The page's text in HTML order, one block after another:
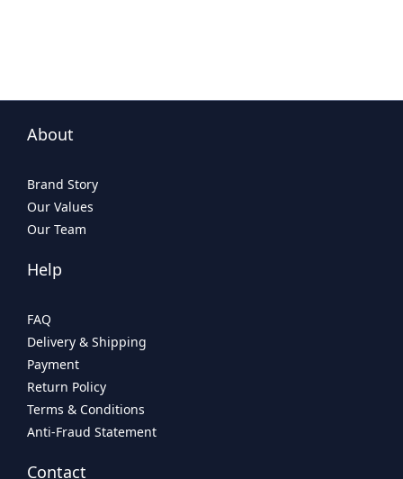
About
Brand Story
Our Values
Our Team
Help
FAQ
Delivery & Shipping
Payment
Return Policy
Terms & Conditions
Anti-Fraud Statement
Contact